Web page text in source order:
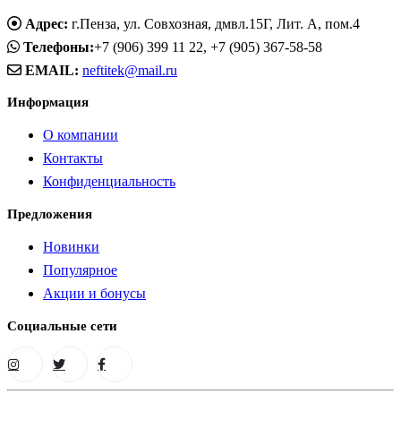
Адрес: г.Пенза, ул. Совхозная, дмвл.15Г, Лит. А, пом.4
Телефоны:+7 (906) 399 11 22, +7 (905) 367-58-58
EMAIL: neftitek@mail.ru
Информация
О компании
Контакты
Конфиденциальность
Предложения
Новинки
Популярное
Акции и бонусы
Социальные сети